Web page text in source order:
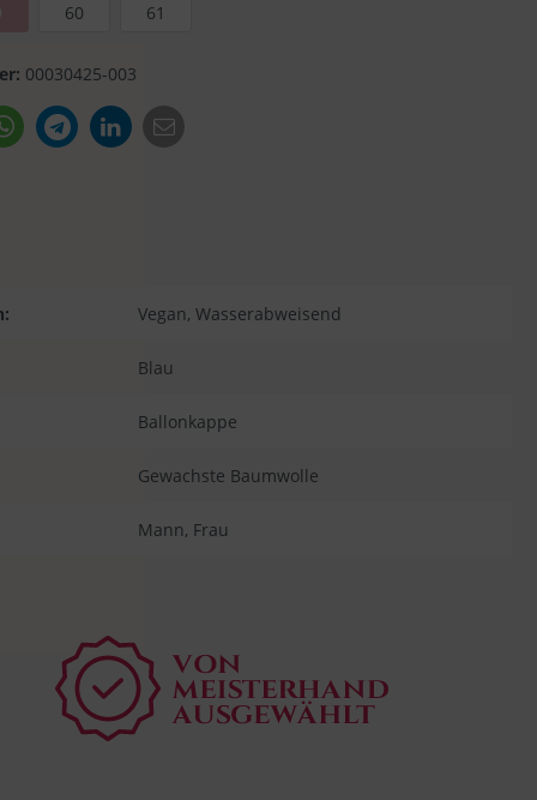
60 61
00030425-003
Vegan, Wasserabweisend
Blau
Ballonkappe
Gewachste Baumwolle
Mann, Frau